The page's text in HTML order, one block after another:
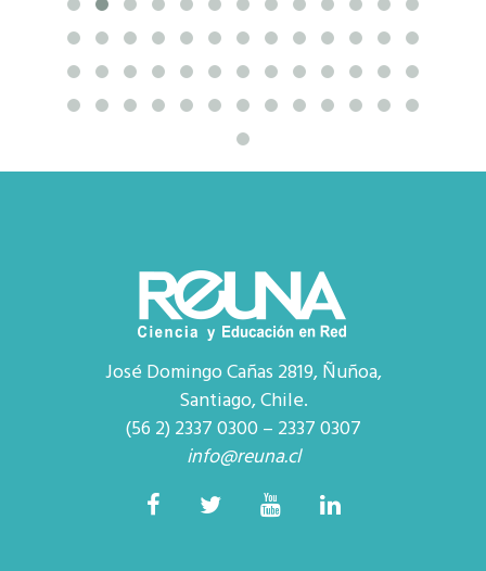
José Domingo Cañas 2819, Ñuñoa,
Santiago, Chile.
(56 2) 2337 0300 – 2337 0307
info@reuna.cl